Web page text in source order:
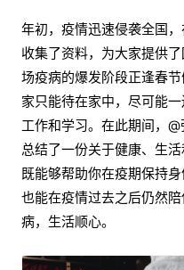
年初，疫情迅速侵袭全国
收集了资料，为大家提供
场疫病的爆发阶段正逢春
家只能待在家中，尽可能
工作和学习。在此期间，
总结了一份关于健康、生
既能够帮助你在疫期保持
也能在疫情过去之后仍然
病，生活顺心。